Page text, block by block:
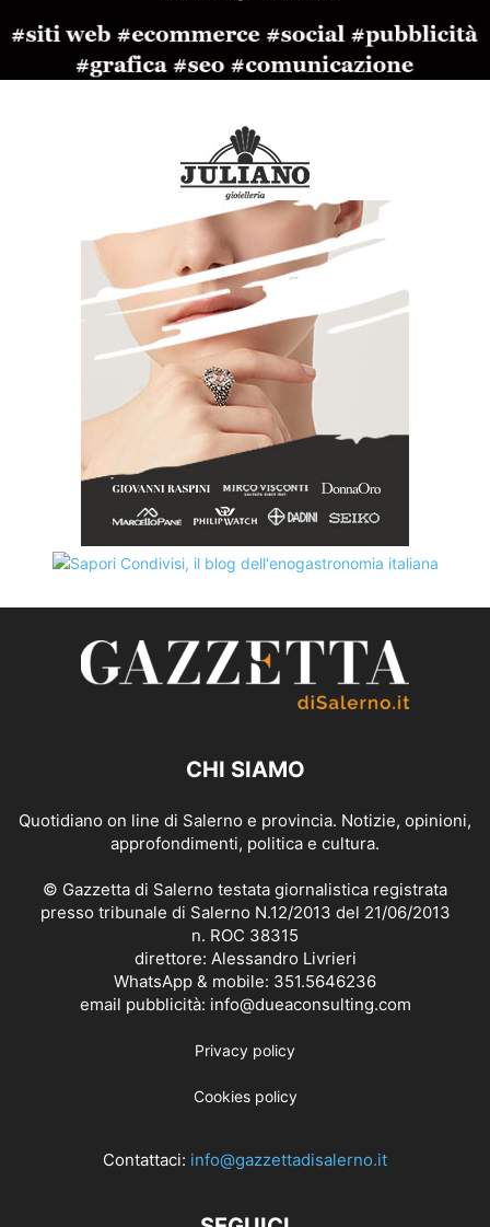
CHI SIAMO
Quotidiano on line di Salerno e provincia. Notizie, opinioni,
approfondimenti, politica e cultura.
© Gazzetta di Salerno testata giornalistica registrata
presso tribunale di Salerno N.12/2013 del 21/06/2013
n. ROC 38315
direttore: Alessandro Livrieri
WhatsApp & mobile: 351.5646236
email pubblicità: info@dueaconsulting.com
Privacy policy
Cookies policy
Contattaci: info@gazzettadisalerno.it